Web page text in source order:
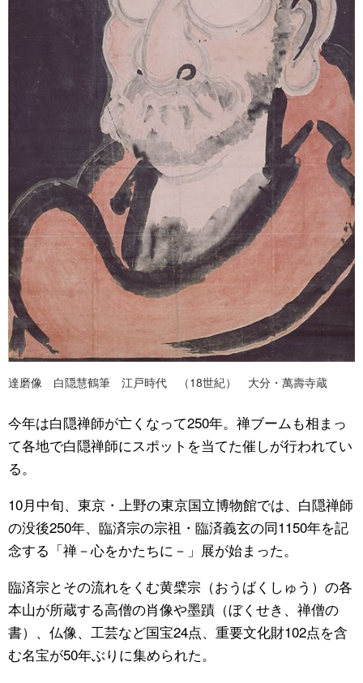
達磨像 白隠慧鶴筆 江戸時代 （18世紀） 大分・萬壽寺蔵
今年は白隠禅師が亡くなって250年。禅ブームも相まっ
て各地で白隠禅師にスポットを当てた催しが行われてい
る。
10月中旬、東京・上野の東京国立博物館では、白隠禅師
の没後250年、臨済宗の宗祖・臨済義玄の同1150年を記
念する「禅－心をかたちに－」展が始まった。
臨済宗とその流れをくむ黄檗宗（おうばくしゅう）の各
本山が所蔵する高僧の肖像や墨蹟（ぼくせき、禅僧の
書）、仏像、工芸など国宝24点、重要文化財102点を含
む名宝が50年ぶりに集められた。